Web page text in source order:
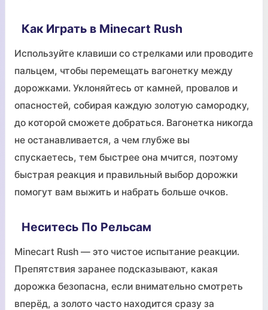
Как Играть в Minecart Rush
Используйте клавиши со стрелками или проводите
пальцем, чтобы перемещать вагонетку между
дорожками. Уклоняйтесь от камней, провалов и
опасностей, собирая каждую золотую самородку,
до которой сможете добраться. Вагонетка никогда
не останавливается, а чем глубже вы
спускаетесь, тем быстрее она мчится, поэтому
быстрая реакция и правильный выбор дорожки
помогут вам выжить и набрать больше очков.
Неситесь По Рельсам
Minecart Rush — это чистое испытание реакции.
Препятствия заранее подсказывают, какая
дорожка безопасна, если внимательно смотреть
вперёд, а золото часто находится сразу за